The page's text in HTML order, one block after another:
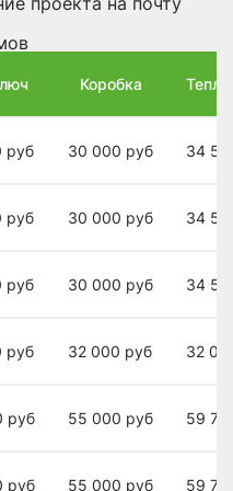
Коробка
руб 30 000 руб 34
руб 30 000 руб 34
руб 30 000 руб 34
руб 32 000 руб 32
руб 55 000 руб 59
руб 55 000 руб 59